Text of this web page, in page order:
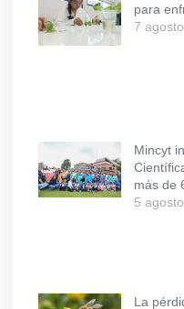
para
7
Mincyt
más de
5
La